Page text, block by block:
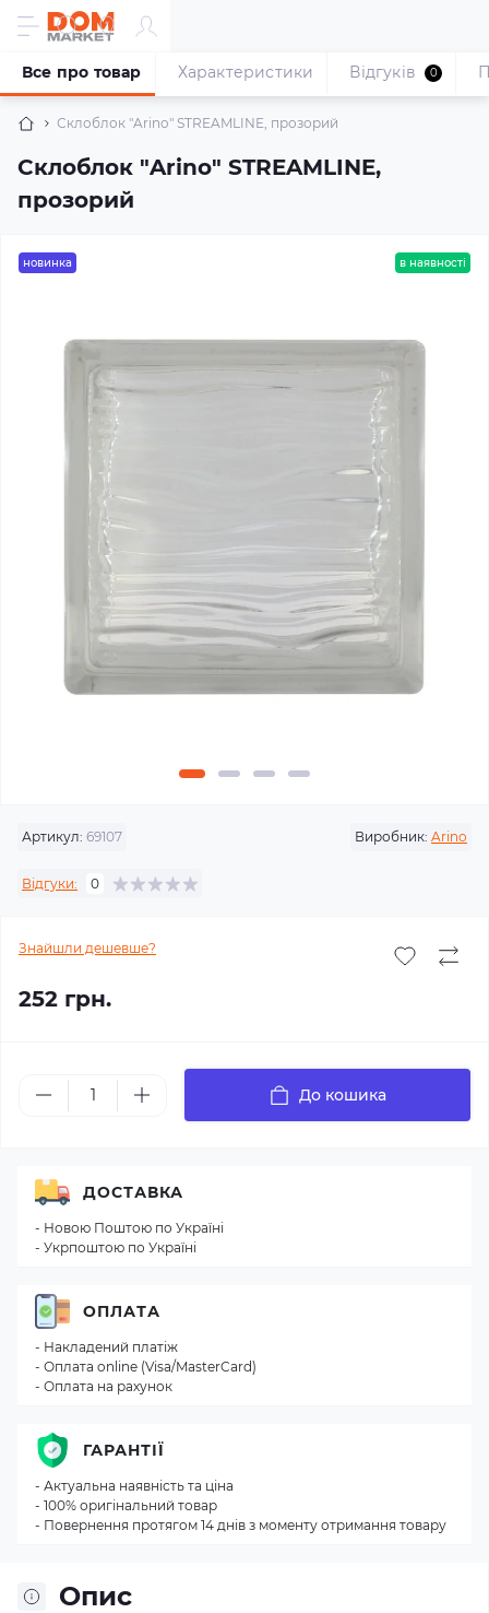
Склоблок "Arino" STREAMLINE, прозорий
Склоблок "Arino" STREAMLINE,
прозорий
Все про товар Характеристики Відгуків 0
новинка в наявності
Артикул: 69107 Виробник: Arino
Відгуки: 0
Знайшли дешевше?
252 грн.
До кошика
Опис
ДОСТАВКА
- Новою Поштою по Україні
- Укрпоштою по Україні
ОПЛАТА
- Накладений платіж
- Оплата online (Visa/MasterCard)
- Оплата на рахунок
ГАРАНТІЇ
- Актуальна наявність та ціна
- 100% оригінальний товар
- Повернення протягом 14 днів з моменту отримання товару